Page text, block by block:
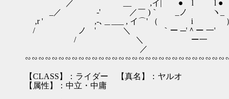
／ __ ,イ| ● l l ●
_／ -' ／￣ )｀ _ノ ヽ
,r ' ,-､＿___ , イ⌒' （ i
/ ノ ' ＼ ｀ー ─'＾ー
/ ＼ ー一
／
【CLASS】：ライダー 【真名】：ヤルオ
【属性】：中立・中庸